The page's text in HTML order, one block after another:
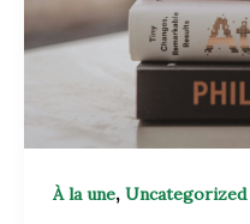
À la une, Uncategorized